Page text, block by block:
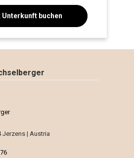
Unterkunft buchen
Jerzens | Austria